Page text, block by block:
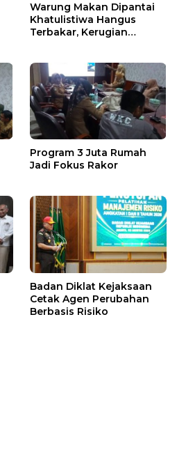
Warung Makan Dipantai
Khatulistiwa Hangus
Terbakar, Kerugian
Program 3 Juta Rumah
Jadi Fokus Rakor
Badan Diklat Kejaksaan
Cetak Agen Perubahan
Berbasis Risiko